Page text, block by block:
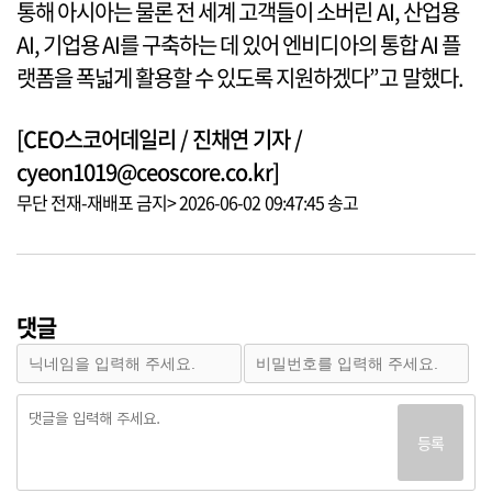
통해 아시아는 물론 전 세계 고객들이 소버린 AI, 산업용
AI, 기업용 AI를 구축하는 데 있어 엔비디아의 통합 AI 플
랫폼을 폭넓게 활용할 수 있도록 지원하겠다”고 말했다.
[CEO스코어데일리 / 진채연 기자 /
cyeon1019@ceoscore.co.kr]
무단 전재-재배포 금지> 2026-06-02 09:47:45 송고
댓글
등록